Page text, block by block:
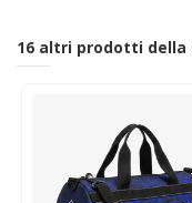
16 altri prodotti della